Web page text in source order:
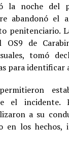
la noche del
abandonó el
penitenciario.
OS9 de
tomó
para identificar
el incidente.
a su
en los hechos,